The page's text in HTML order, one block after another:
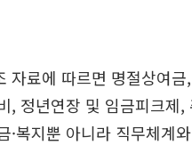
자료에 따르면 명절상여
, 정년연장 및 임금피크제
복지뿐 아니라 직무체계